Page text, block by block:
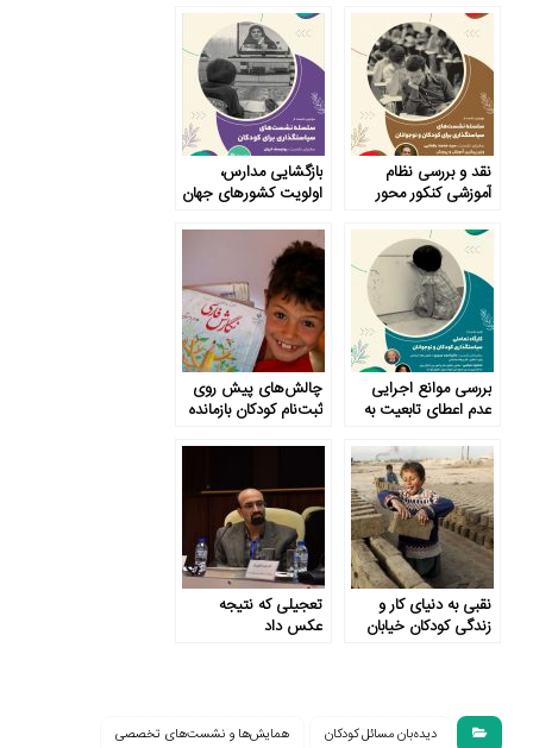
نقد و بررسی نظام
آموزشی کنکور محور
بازگشایی مدارس،
اولویت کشورهای جهان
بررسی موانع اجرایی
عدم اعطای تابعیت به
چالش‌های پیش روی
ثبت‌نام کودکان بازمانده
نقبی به دنیای کار و
زندگی کودکان خیابان
تعجیلی که نتیجه
عکس داد
دیده‌بان مسائل کودکان همایش‌ها و نشست‌های تخصصی